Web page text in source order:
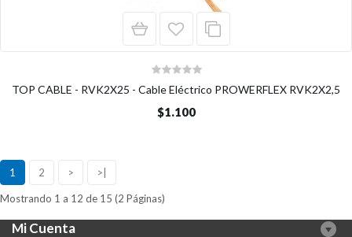
TOP CABLE - RVK2X25 - Cable Eléctrico PROWERFLEX RVK2X2,5
$1.100
1 2 > >|
Mostrando 1 a 12 de 15 (2 Páginas)
Mi Cuenta